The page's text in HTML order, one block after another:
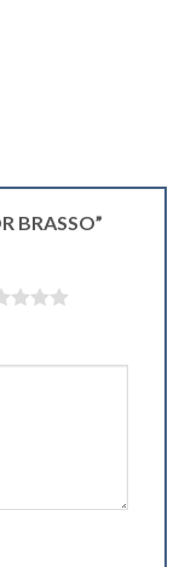
BRASSO”